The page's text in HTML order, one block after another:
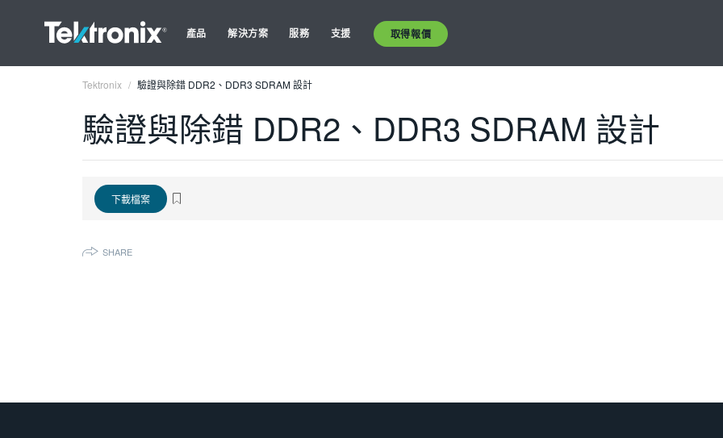
產品 解決方案 服務 支援 取得報價
Tektronix 驗證與除錯 DDR2、DDR3 SDRAM 設計
驗證與除錯 DDR2、DDR3 SDRAM 設計
下載檔案
SHARE